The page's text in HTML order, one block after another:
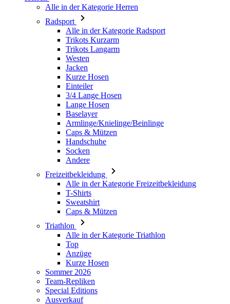
Trikots Langarm
Westen
Jacken
Kurze Hosen
Einteiler
3/4 Lange Hosen
Lange Hosen
Baselayer
Armlinge/Knielinge/Beinlinge
Caps & Mützen
Handschuhe
Socken
Andere
Freizeitbekleidung
Alle in der Kategorie Freizeitbekleidung
T-Shirts
Sweatshirt
Caps & Mützen
Triathlon
Alle in der Kategorie Triathlon
Top
Anzüge
Kurze Hosen
Sommer 2026
Team-Repliken
Special Editions
Ausverkauf
Geschenkgutscheine
Damen
Alle in der Kategorie Damen